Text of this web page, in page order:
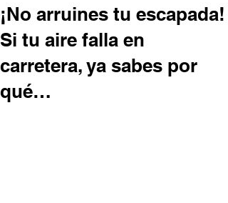
¡No arruines tu escapada!
Si tu aire falla en
carretera, ya sabes por
qué…